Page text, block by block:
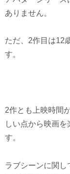
ありません。
ただ、2作目は12
す。
2作とも上映時間
しい点から映画
す。
ラブシーンに関